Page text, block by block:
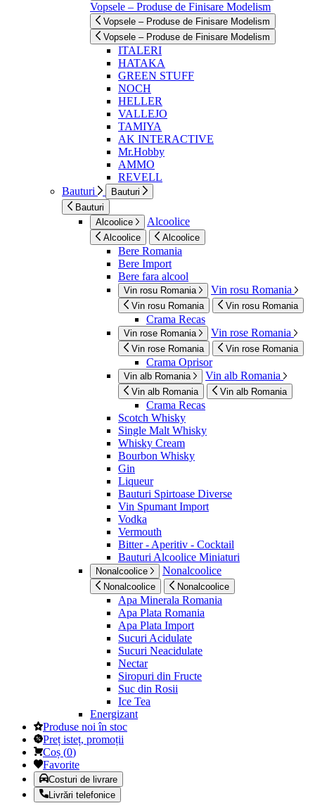
Vopsele – Produse de Finisare Modelism
Vopsele – Produse de Finisare Modelism
Vopsele – Produse de Finisare Modelism
ITALERI
HATAKA
GREEN STUFF
NOCH
HELLER
VALLEJO
TAMIYA
AK INTERACTIVE
Mr.Hobby
AMMO
REVELL
Bauturi
Bauturi
Bauturi
Alcoolice
Alcoolice
Alcoolice Alcoolice
Bere Romania
Bere Import
Bere fara alcool
Vin rosu Romania Vin rosu Romania
Vin rosu Romania Vin rosu Romania
Crama Recas
Vin rose Romania Vin rose Romania
Vin rose Romania Vin rose Romania
Crama Oprisor
Vin alb Romania Vin alb Romania
Vin alb Romania Vin alb Romania
Crama Recas
Scotch Whisky
Single Malt Whisky
Whisky Cream
Bourbon Whisky
Gin
Liqueur
Bauturi Spirtoase Diverse
Vin Spumant Import
Vodka
Vermouth
Bitter - Aperitiv - Cocktail
Bauturi Alcoolice Miniaturi
Nonalcoolice Nonalcoolice
Nonalcoolice Nonalcoolice
Apa Minerala Romania
Apa Plata Romania
Apa Plata Import
Sucuri Acidulate
Sucuri Neacidulate
Nectar
Siropuri din Fructe
Suc din Rosii
Ice Tea
Energizant
Produse noi în stoc
Preț isteț, promoții
Coș (0)
Favorite
Costuri de livrare
Livrări telefonice